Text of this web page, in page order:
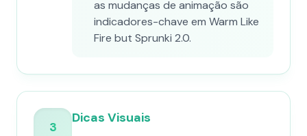
as mudanças de animação são
indicadores-chave em Warm Like
Fire but Sprunki 2.0.
3
Dicas Visuais